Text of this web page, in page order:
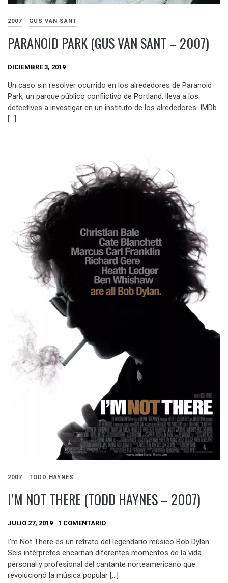
2007 GUS VAN SANT
PARANOID PARK (GUS VAN SANT – 2007)
DICIEMBRE 3, 2019
Un caso sin resolver ocurrido en los alrededores de Paranoid
Park, un parque público conflictivo de Portland, lleva a los
detectives a investigar en un instituto de los alrededores. IMDb
[…]
2007 TODD HAYNES
I’M NOT THERE (TODD HAYNES – 2007)
JULIO 27, 2019 1 COMENTARIO
I’m Not There es un retrato del legendario músico Bob Dylan.
Seis intérpretes encarnan diferentes momentos de la vida
personal y profesional del cantante norteamericano que
revolucionó la música popular […]